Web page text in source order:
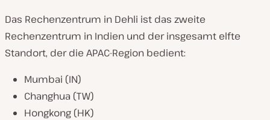
Das Rechenzentrum in Dehli ist das zweite
Rechenzentrum in Indien und der insgesamt elfte
Standort, der die APAC-Region bedient:
Mumbai (IN)
Changhua (TW)
Hongkong (HK)